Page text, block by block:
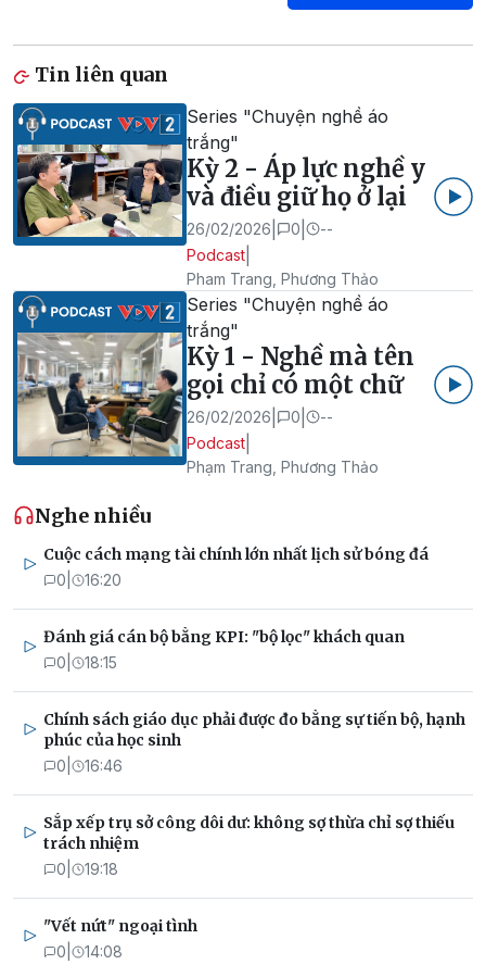
Tin liên quan
Series "Chuyện nghề áo
trắng"
Kỳ 2 - Áp lực nghề y
và điều giữ họ ở lại
26/02/2026 0
--
Podcast
Pham Trang, Phương Thảo
Series "Chuyện nghề áo
trắng"
Kỳ 1 - Nghề mà tên
gọi chỉ có một chữ
26/02/2026 0
--
Podcast
Phạm Trang, Phương Thảo
Nghe nhiều
Cuộc cách mạng tài chính lớn nhất lịch sử bóng đá
0 16:20
Đánh giá cán bộ bằng KPI: "bộ lọc" khách quan
0 18:15
Chính sách giáo dục phải được đo bằng sự tiến bộ, hạnh
phúc của học sinh
0 16:46
Sắp xếp trụ sở công dôi dư: không sợ thừa chỉ sợ thiếu
trách nhiệm
0 19:18
"Vết nứt" ngoại tình
0 14:08